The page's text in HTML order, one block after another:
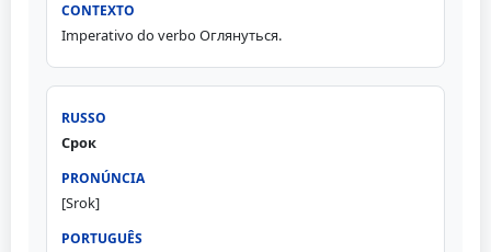
Imperativo do verbo Оглянуться.
Срок
[Srok]